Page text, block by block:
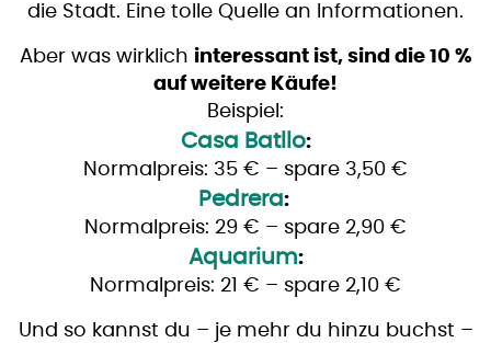
die Stadt. Eine tolle Quelle an Informationen.
Aber was wirklich interessant ist, sind die 10 %
auf weitere Käufe!
Beispiel:
Casa Batllo:
Normalpreis: 35 € – spare 3,50 €
Pedrera:
Normalpreis: 29 € – spare 2,90 €
Aquarium:
Normalpreis: 21 € – spare 2,10 €
Und so kannst du – je mehr du hinzu buchst –